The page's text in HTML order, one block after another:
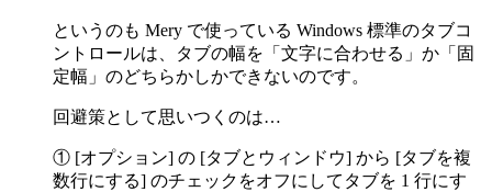
というのも Mery で使っている Windows 標準のタブコ
ントロールは、タブの幅を「文字に合わせる」か「固
定幅」のどちらかしかできないのです。
回避策として思いつくのは…
① [オプション] の [タブとウィンドウ] から [タブを複
数行にする] のチェックをオフにしてタブを 1 行にす